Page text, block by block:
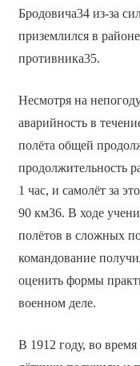
Бродовича34 из-за
приземлился в
противника35.
Несмотря на
аварийность в
полёта общей
продолжительность
1 час, и самолёт за
90 км36. В ходе
полётов в сложных
командование
оценить формы
военном деле.
В 1912 году, во